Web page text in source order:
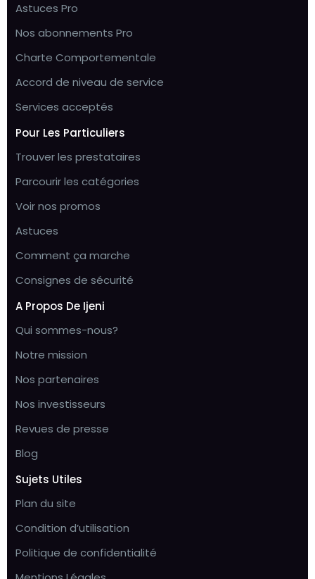
Astuces Pro
Nos abonnements Pro
Charte Comportementale
Accord de niveau de service
Services acceptés
Pour Les Particuliers
Trouver les prestataires
Parcourir les catégories
Voir nos promos
Astuces
Comment ça marche
Consignes de sécurité
A Propos De Ijeni
Qui sommes-nous?
Notre mission
Nos partenaires
Nos investisseurs
Revues de presse
Blog
Sujets Utiles
Plan du site
Condition d’utilisation
Politique de confidentialité